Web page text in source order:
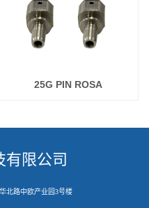
25G PIN ROSA
有限公司
北路中欧产业园3号楼